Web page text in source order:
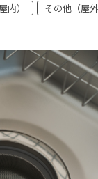
内） その他（屋外